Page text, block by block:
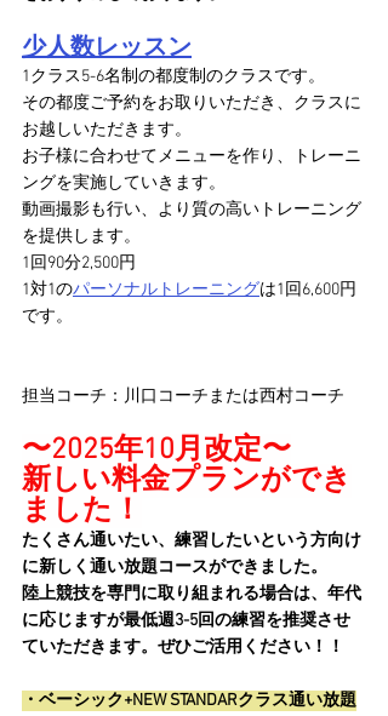
少人数レッスン
1クラス5-6名制の都度制のクラスです。
その都度ご予約をお取りいただき、クラスに
お越しいただきます。
お子様に合わせてメニューを作り、トレーニ
ングを実施していきます。
動画撮影も行い、より質の高いトレーニング
を提供します。
1回90分2,500円
1対1のパーソナルトレーニングは1回6,600円
です。
担当コーチ：川口コーチまたは西村コーチ
〜2025年10月改定〜
新しい料金プランができ
ました！
たくさん通いたい、練習したいという方向け
に新しく通い放題コースができました。
陸上競技を専門に取り組まれる場合は、年代
に応じますが最低週3-5回の練習を推奨させ
ていただきます。ぜひご活用ください！！
・ベーシック+NEW STANDARクラス通い放題